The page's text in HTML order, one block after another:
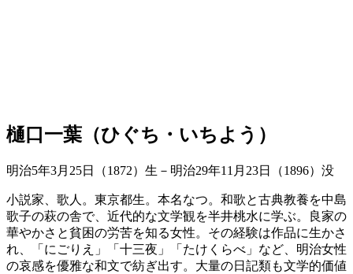
樋口一葉（ひぐち・いちよう）
明治5年3月25日（1872）生－明治29年11月23日（1896）没
小説家、歌人。東京都生。本名なつ。和歌と古典教養を中島
歌子の萩の舎で、近代的な文学観を半井桃水に学ぶ。良家の
華やかさと貧困の労苦を知る女性。その経験は作品に生かさ
れ、「にごりえ」「十三夜」「たけくらべ」など、明治女性
の哀感を優雅な和文で紡ぎ出す。大量の日記類も文学的価値